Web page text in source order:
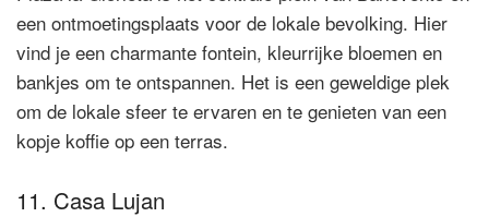
een ontmoetingsplaats voor de lokale bevolking. Hier
vind je een charmante fontein, kleurrijke bloemen en
bankjes om te ontspannen. Het is een geweldige plek
om de lokale sfeer te ervaren en te genieten van een
kopje koffie op een terras.
11. Casa Lujan